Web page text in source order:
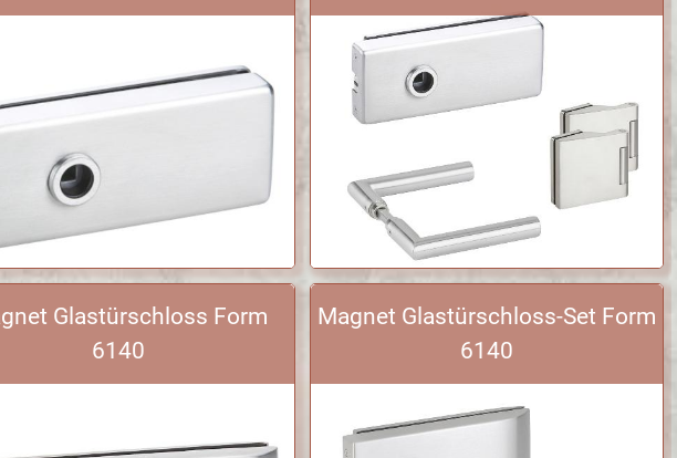
Glastürschloss Form
6140
Magnet Glastürschloss-Set Form
6140